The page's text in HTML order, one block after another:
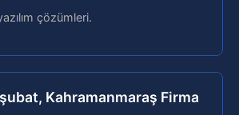
çözümleri.
Kahramanmaraş Firma